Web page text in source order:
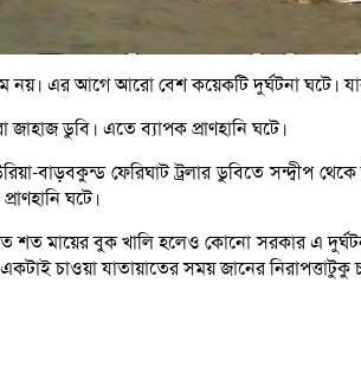
নয়। এর আগে আরো বেশ কয়েকটি দুর্ঘটনা ঘটে।
ডুবি। এতে ব্যাপক প্রাণহানি ঘটে।
বাড়বকুন্ড ফেরিঘাট ট্রলার ডুবিতে সন্দ্বীপ
ঘটে।
মায়ের বুক খালি হলেও কোনো সরকার এ
একটাই চাওয়া যাতায়াতের সময় জানের